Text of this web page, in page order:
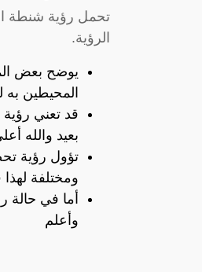
تحمل رؤية شنطة
الرؤية.
يوضح بعض
المحيطين به
قد تعني
بعيد والله
تؤول رؤية
ومختلفة
أما في حالة
وأعلم